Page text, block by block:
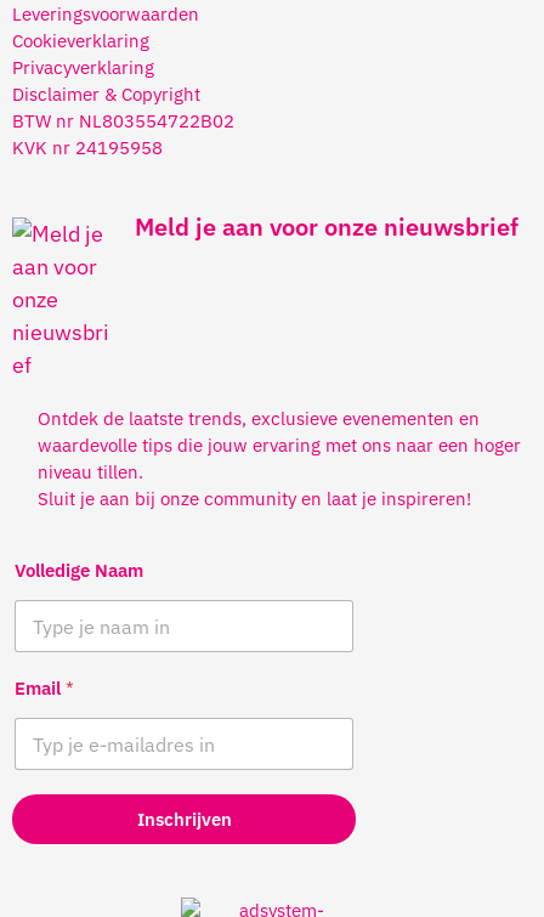
Leveringsvoorwaarden
Cookieverklaring
Privacyverklaring
Disclaimer & Copyright
BTW nr NL803554722B02
KVK nr 24195958
Meld je aan voor onze nieuwsbrief
Ontdek de laatste trends, exclusieve evenementen en
waardevolle tips die jouw ervaring met ons naar een hoger
niveau tillen.
Sluit je aan bij onze community en laat je inspireren!
Volledige Naam
Email *
Inschrijven